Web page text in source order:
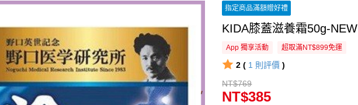
指定商品滿額贈好禮
KIDA膝蓋滋養霜50g-NEW
App 獨享活動 超取滿NT$899免運
2 ( 1 則評價 )
NT$769
NT$385